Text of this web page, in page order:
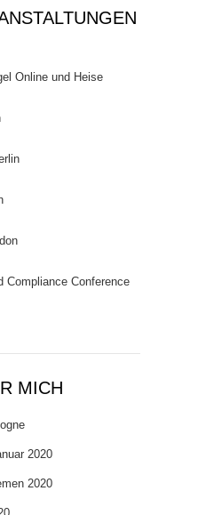
Online und Heise
Compliance Conference
MICH
2020
2020